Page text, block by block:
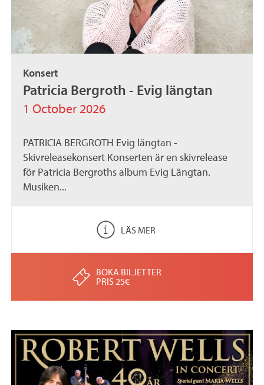
Konsert
Patricia Bergroth - Evig längtan
1 October 2026
PATRICIA BERGROTH Evig längtan -
Skivreleasekonsert Konserten är en skivrelease
för Patricia Bergroths album Evig Längtan.
Musiken...
LÄS MER
BOKA BILJETTER
PRIS 25€